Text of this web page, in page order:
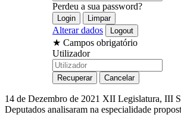
Perdeu a sua password?
Alterar dados
★ Campos obrigatório
Utilizador
14 de Dezembro de 2021 XII Legislatura, III
Deputados analisaram na especialidade